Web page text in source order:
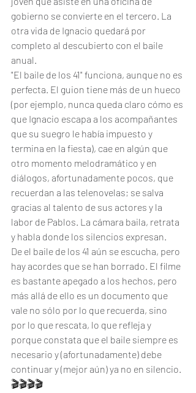
gobierno se convierte en el tercero. La
otra vida de Ignacio quedará por
completo al descubierto con el baile
anual.
"El baile de los 41" funciona, aunque no es
perfecta. El guion tiene más de un hueco
(por ejemplo, nunca queda claro cómo es
que Ignacio escapa a los acompañantes
que su suegro le había impuesto y
termina en la fiesta), cae en algún que
otro momento melodramático y en
diálogos, afortunadamente pocos, que
recuerdan a las telenovelas; se salva
gracias al talento de sus actores y la
labor de Pablos. La cámara baila, retrata
y habla donde los silencios expresan.
De el baile de los 41 aún se escucha, pero
hay acordes que se han borrado. El filme
es bastante apegado a los hechos, pero
más allá de ello es un documento que
vale no sólo por lo que recuerda, sino
por lo que rescata, lo que refleja y
porque constata que el baile siempre es
necesario y (afortunadamente) debe
continuar y (mejor aún) ya no en silencio.
🎬🎬🎬🎬